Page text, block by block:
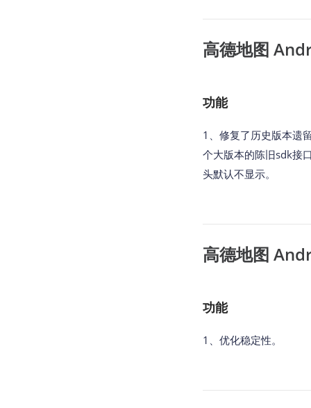
高德地图
功能
1、修复了历史版本遗
个大版本的陈旧sdk接
头默认不显示。
高德地图
功能
1、优化稳定性。